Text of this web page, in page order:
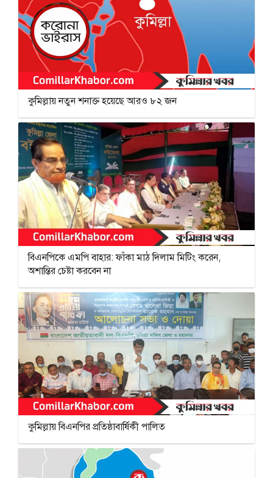
কুমিল্লায় নতুন শনাক্ত হয়েছে আরও ৮২ জন
বিএনপিকে এমপি বাহার: ফাঁকা মাঠ দিলাম মিটিং করেন,
অশান্তির চেষ্টা করবেন না
কুমিল্লায় বিএনপির প্রতিষ্ঠাবার্ষিকী পালিত